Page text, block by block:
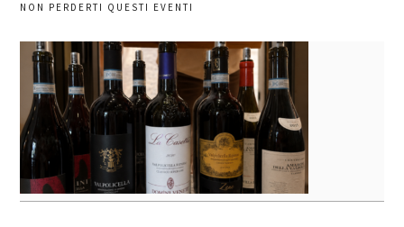
NON PERDERTI QUESTI EVENTI